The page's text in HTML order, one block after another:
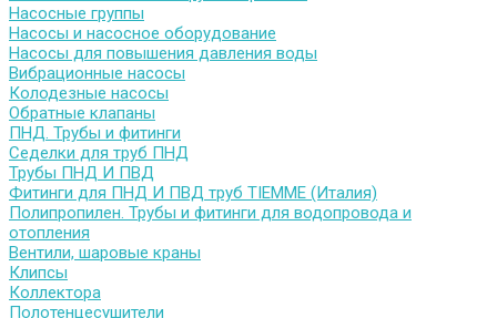
Насосные группы
Насосы и насосное оборудование
Насосы для повышения давления воды
Вибрационные насосы
Колодезные насосы
Обратные клапаны
ПНД. Трубы и фитинги
Седелки для труб ПНД
Трубы ПНД И ПВД
Фитинги для ПНД И ПВД труб TIEMME (Италия)
Полипропилен. Трубы и фитинги для водопровода и
отопления
Вентили, шаровые краны
Клипсы
Коллектора
Полотенцесушители